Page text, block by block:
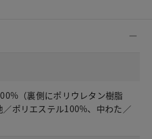
（裏側にポリウレタン樹脂
／ポリエステル100%、中わた／